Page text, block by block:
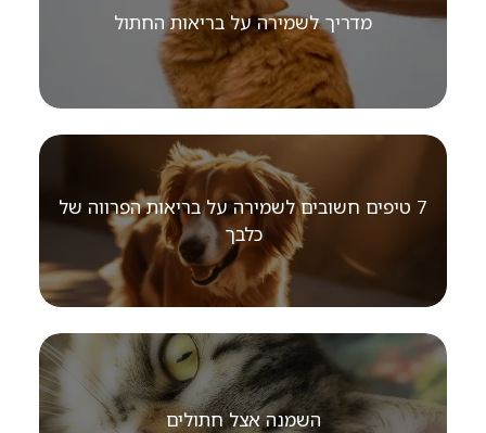
מדריך לשמירה על בריאות החתול
7 טיפים חשובים לשמירה על בריאות הפרווה של
כלבך
השמנה אצל חתולים